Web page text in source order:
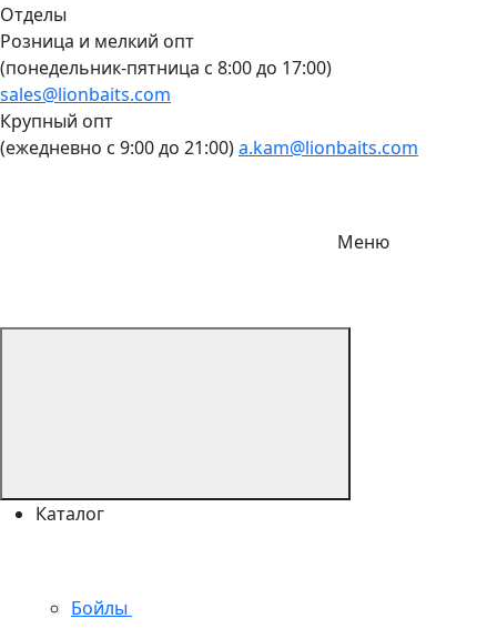
Отделы
Розница и мелкий опт
(понедельник-пятница c 8:00 до 17:00)
sales@lionbaits.com
Крупный опт
(ежедневно с 9:00 до 21:00)a.kam@lionbaits.com
Меню
Каталог
Бойлы